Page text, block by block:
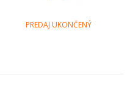
PREDAJ UKONČENÝ